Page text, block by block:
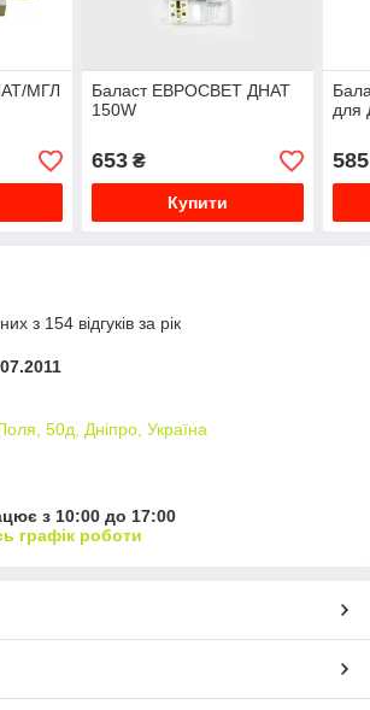
МГЛ
Баласт ЕВРОСВЕТ ДНАТ
150W
653₴
Купити
для
585
з 154 відгуків за рік
50д, Дніпро, Україна
з 10:00 до 17:00
графік роботи